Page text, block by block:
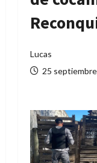
Lucas
25